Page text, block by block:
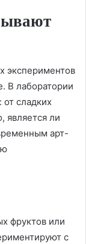
экспериментов
В лаборатории
сладких
является ли
арт-
фруктов или
с